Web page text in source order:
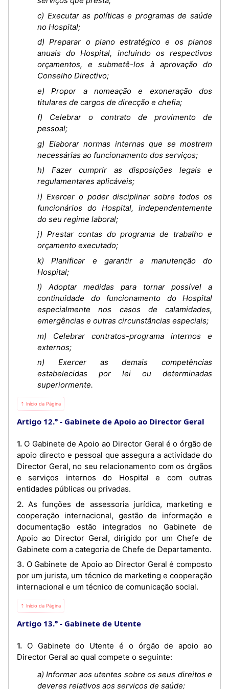
c) Executar as políticas e programas de saúde
no Hospital;
d) Preparar o plano estratégico e os planos
anuais do Hospital, incluindo os respectivos
orçamentos, e submetê-los à aprovação do
Conselho Directivo;
e) Propor a nomeação e exoneração dos
titulares de cargos de direcção e chefia;
f) Celebrar o contrato de provimento de
pessoal;
g) Elaborar normas internas que se mostrem
necessárias ao funcionamento dos serviços;
h) Fazer cumprir as disposições legais e
regulamentares aplicáveis;
i) Exercer o poder disciplinar sobre todos os
funcionários do Hospital, independentemente
do seu regime laboral;
j) Prestar contas do programa de trabalho e
orçamento executado;
k) Planificar e garantir a manutenção do
Hospital;
l) Adoptar medidas para tornar possível a
continuidade do funcionamento do Hospital
especialmente nos casos de calamidades,
emergências e outras circunstâncias especiais;
m) Celebrar contratos-programa internos e
externos;
n) Exercer as demais competências
estabelecidas por lei ou determinadas
superiormente.
⇡ Início da Página
Artigo 12.° Gabinete de Apoio ao Director Geral
1. O Gabinete de Apoio ao Director Geral é o órgão de
apoio directo e pessoal que assegura a actividade do
Director Geral, no seu relacionamento com os órgãos
e serviços internos do Hospital e com outras
entidades públicas ou privadas.
2. As funções de assessoria jurídica, marketing e
cooperação internacional, gestão de informação e
documentação estão integrados no Gabinete de
Apoio ao Director Geral, dirigido por um Chefe de
Gabinete com a categoria de Chefe de Departamento.
3. O Gabinete de Apoio ao Director Geral é composto
por um jurista, um técnico de marketing e cooperação
internacional e um técnico de comunicação social.
⇡ Início da Página
Artigo 13.° Gabinete de Utente
1. O Gabinete do Utente é o órgão de apoio ao
Director Geral ao qual compete o seguinte:
a) Informar aos utentes sobre os seus direitos e
deveres relativos aos serviços de saúde;